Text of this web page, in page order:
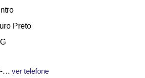
Preto
ver telefone